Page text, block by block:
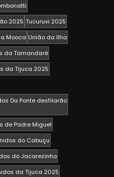
2025 Tucuruvi 2025
Mooca União da Ilha
da Tamandaré
da Tijuca 2025
Da Ponte desfilarão
de Padre Miguel
do Cabuçu
do Jacarezinho
da Tijuca 2025